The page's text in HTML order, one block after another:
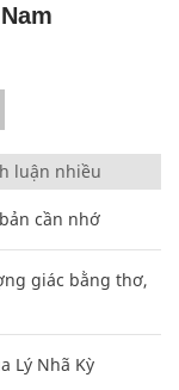
luận nhiều
cần nhớ
giác bằng thơ,
Lý Nhã Kỳ